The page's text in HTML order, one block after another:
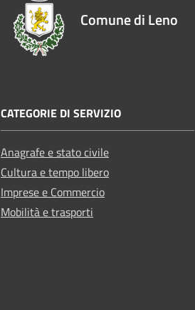
Comune di Leno
CATEGORIE DI SERVIZIO
Anagrafe e stato civile
Cultura e tempo libero
Imprese e Commercio
Mobilità e trasporti